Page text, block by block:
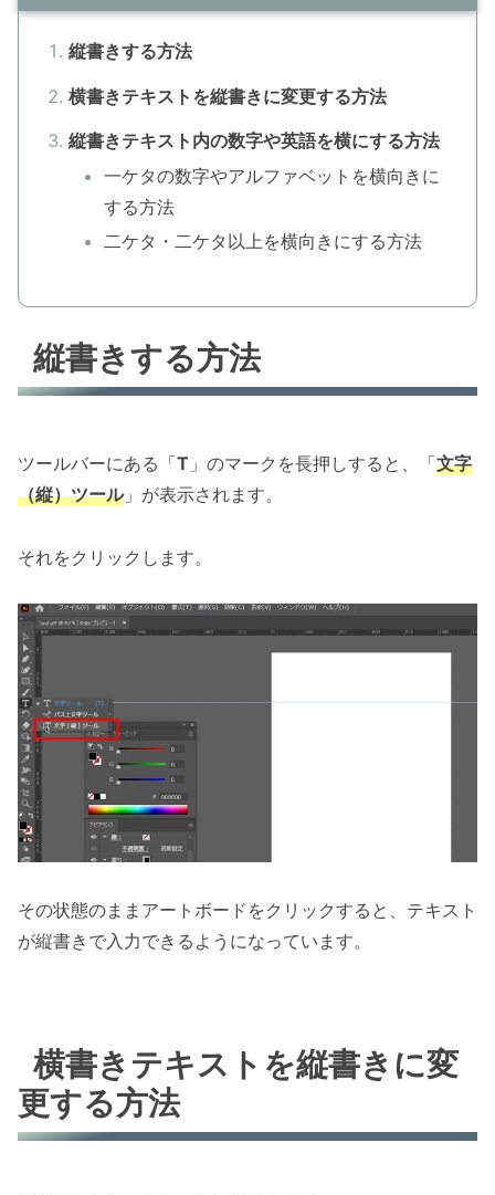
縦書きする方法
横書きテキストを縦書きに変更する方法
縦書きテキスト内の数字や英語を横にする方法
一ケタの数字やアルファベットを横向きに
する方法
二ケタ・二ケタ以上を横向きにする方法
縦書きする方法
ツールバーにある「T 」のマークを長押しすると、「文字
（縦）ツール」が表示されます。
それをクリックします。
その状態のままアートボードをクリックすると、テキスト
が縦書きで入力できるようになっています。
横書きテキストを縦書きに変
更する方法